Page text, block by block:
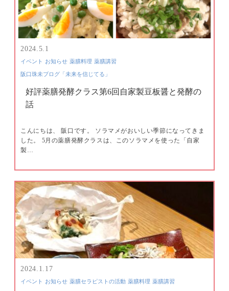
2024.5.1
イベント お知らせ 薬膳料理 薬膳講習
阪口珠未ブログ「未来を信じてる」
好評薬膳発酵クラス第6回自家製豆板醤と発酵の
話
こんにちは、 阪口です。 ソラマメがおいしい季節になってきま
した。 5月の薬膳発酵クラスは、このソラマメを使った「自家
製…
2024.1.17
イベント お知らせ 薬膳セラピストの活動 薬膳料理 薬膳講習